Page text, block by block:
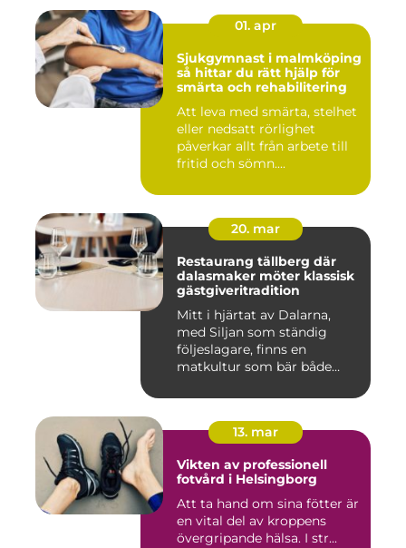
01. apr
Sjukgymnast i malmköping
så hittar du rätt hjälp för
smärta och rehabilitering
Att leva med smärta, stelhet
eller nedsatt rörlighet
påverkar allt från arbete till
fritid och sömn....
20. mar
Restaurang tällberg där
dalasmaker möter klassisk
gästgiveritradition
Mitt i hjärtat av Dalarna,
med Siljan som ständig
följeslagare, finns en
matkultur som bär både
13. mar
Vikten av professionell
fotvård i Helsingborg
Att ta hand om sina fötter är
en vital del av kroppens
övergripande hälsa. I str...